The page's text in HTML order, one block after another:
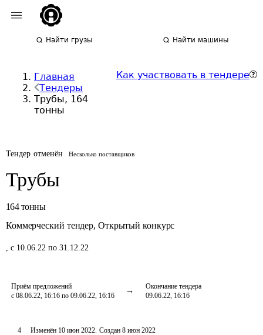
Найти грузы Найти машины
Главная
Тендеры
Трубы, 164
тонны
Как участвовать в тендере
Тендер отменён Несколько поставщиков
Трубы
164 тонны
Коммерческий тендер, Открытый конкурс
, с 10.06.22 по 31.12.22
Приём предложений
с 08.06.22, 16:16 по 09.06.22, 16:16
Окончание тендера
09.06.22, 16:16
4 Изменён 10 июн 2022. Создан 8 июн 2022